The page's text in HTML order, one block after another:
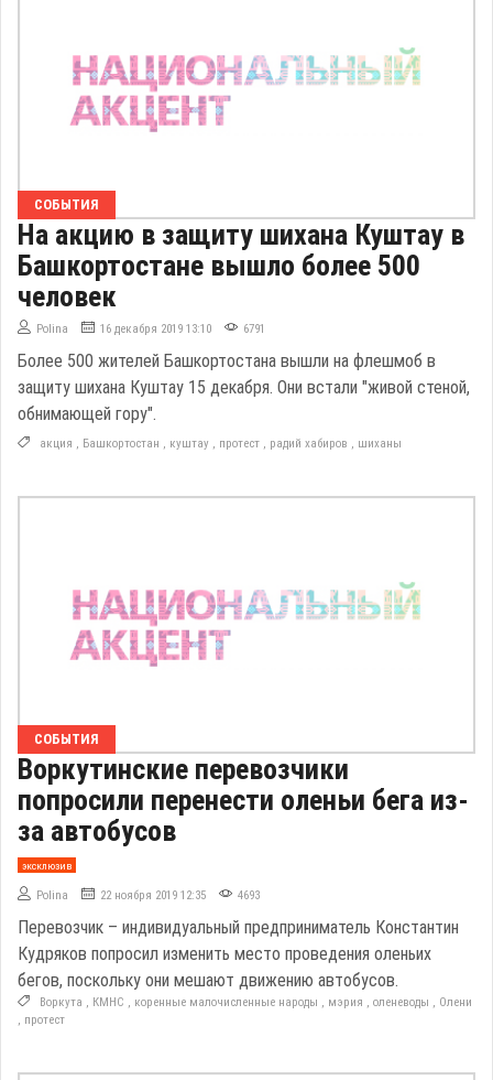
СОБЫТИЯ
На акцию в защиту шихана Куштау в
Башкортостане вышло более 500
человек
Polina 16 декабря 2019 13:10 6791
Более 500 жителей Башкортостана вышли на флешмоб в
защиту шихана Куштау 15 декабря. Они встали "живой стеной,
обнимающей гору".
акция , Башкортостан , куштау , протест , радий хабиров , шиханы
СОБЫТИЯ
Воркутинские перевозчики
попросили перенести оленьи бега из-
за автобусов
эксклюзив
Polina 22 ноября 2019 12:35 4693
Перевозчик – индивидуальный предприниматель Константин
Кудряков попросил изменить место проведения оленьих
бегов, поскольку они мешают движению автобусов.
Воркута , КМНС , коренные малочисленные народы , мэрия , оленеводы , Олени
, протест